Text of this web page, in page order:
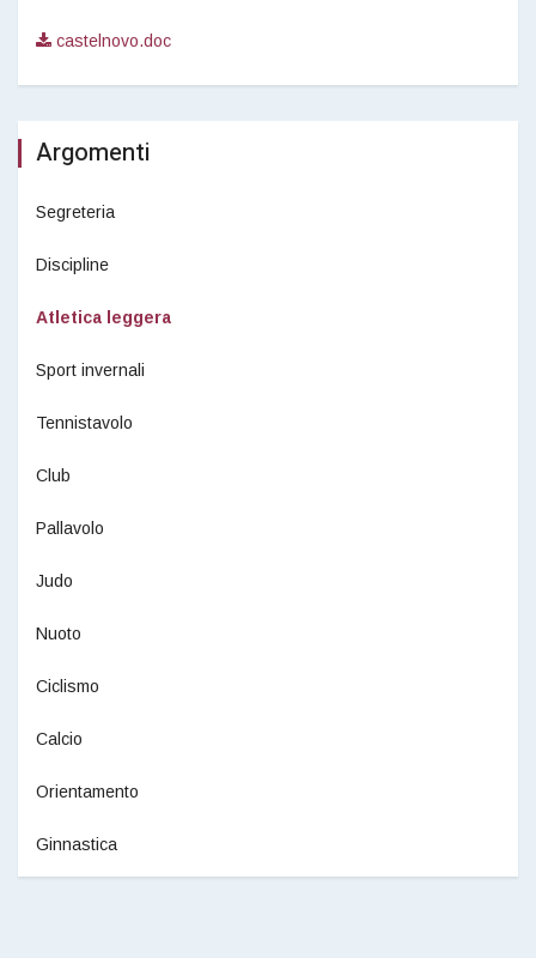
castelnovo.doc
Argomenti
Segreteria
Discipline
Atletica leggera
Sport invernali
Tennistavolo
Club
Pallavolo
Judo
Nuoto
Ciclismo
Calcio
Orientamento
Ginnastica